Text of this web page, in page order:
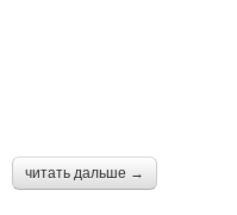
читать дальше →